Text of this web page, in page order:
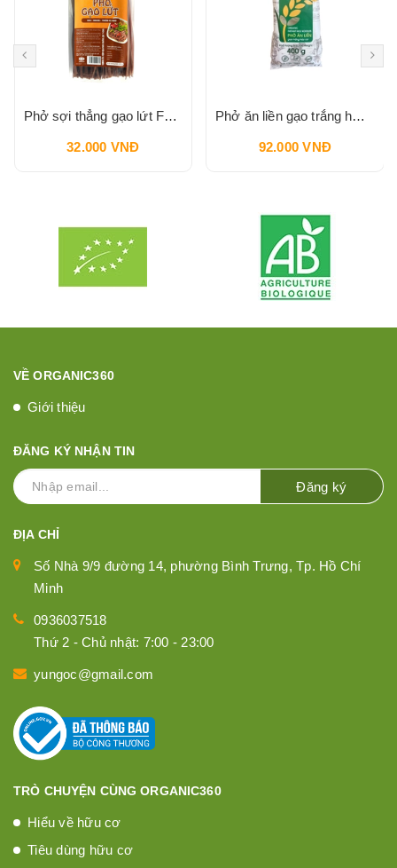
Phở sợi thẳng gạo lứt FUMA 400g
32.000 VNĐ
Phở ăn liền gạo trắng hữu cơ Hasa Bio 400g
92.000 VNĐ
VỀ ORGANIC360
Giới thiệu
ĐĂNG KÝ NHẬN TIN
Đăng ký
ĐỊA CHỈ
Số Nhà 9/9 đường 14, phường Bình Trưng, Tp. Hồ Chí
Minh
0936037518
Thứ 2 - Chủ nhật: 7:00 - 23:00
yungoc@gmail.com
TRÒ CHUYỆN CÙNG ORGANIC360
Hiểu về hữu cơ
Tiêu dùng hữu cơ